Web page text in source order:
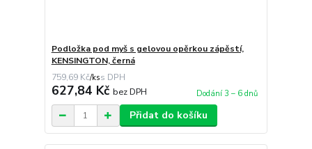
Podložka pod myš s gelovou opěrkou zápěstí,
KENSINGTON, černá
759,69 Kč/ks
627,84 Kč bez DPH Dodání 3 – 6 dnů
Přidat do košíku